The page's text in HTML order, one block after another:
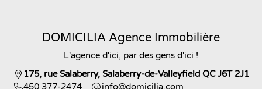
DOMICILIA Agence Immobilière
L'agence d'ici, par des gens d'ici !
175, rue Salaberry, Salaberry-de-Valleyfield QC J6T 2J1
450 377-2474
moc.ailicimod@ofni